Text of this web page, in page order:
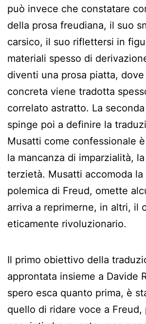
può invece che constatare
della prosa freudiana, il suo
carsico, il suo riflettersi in
materiali spesso di
diventi una prosa piatta, dove
concreta viene tradotta
correlato astratto. La
spinge poi a definire la
Musatti come confessionale
la mancanza di imparzialità,
terzietà. Musatti accomoda la
polemica di Freud, omette
arriva a reprimerne, in altri, il
eticamente rivoluzionario.
Il primo obiettivo della
approntata insieme a Davide
spero esca quanto prima, è
quello di ridare voce a Freud,